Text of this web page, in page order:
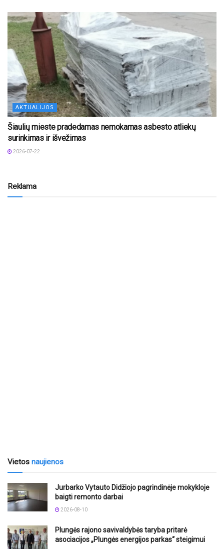
AKTUALIJOS
Šiaulių mieste pradedamas nemokamas asbesto atliekų
surinkimas ir išvežimas
2026-07-22
Reklama
Vietos naujienos
Jurbarko Vytauto Didžiojo pagrindinėje mokykloje
baigti remonto darbai
2026-08-10
Plungės rajono savivaldybės taryba pritarė
asociacijos „Plungės energijos parkas“ steigimui